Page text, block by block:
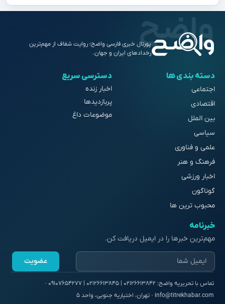
پورتال خبری فارسی واضح؛ روایت شفاف از مهم‌ترین
رخدادهای ایران و جهان.
دسته بندی ها
اجتماعی
اقتصادی
بین الملل
سیاسی
علمی و فناوری
فرهنگ و هنر
اخبار ورزشی
گوناگون
محبوب ترین ها
دسترسی سریع
اخبار زنده
پربازدیدها
موضوعات داغ
خبرنامه
مهم‌ترین خبرها را در ایمیل دریافت کن.
عضویت